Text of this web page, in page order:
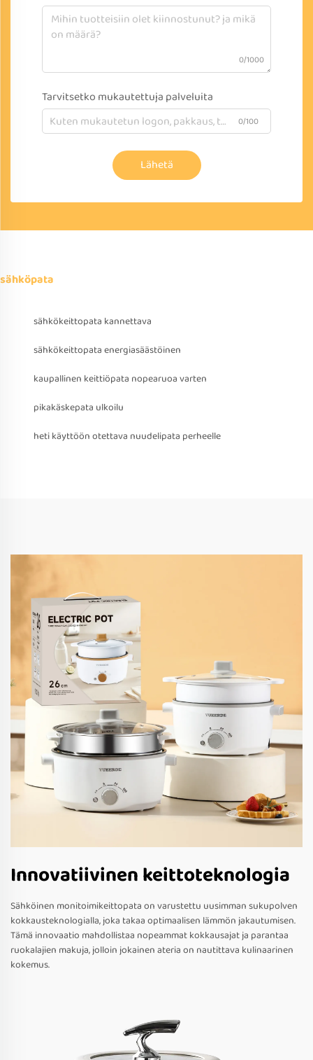
0/1000
Tarvitsetko mukautettuja palveluita
0/100
Lähetä
sähköpata
sähkökeittopata kannettava
sähkökeittopata energiasäästöinen
kaupallinen keittiöpata nopearuoa varten
pikakäskepata ulkoilu
heti käyttöön otettava nuudelipata perheelle
Innovatiivinen keittoteknologia
Sähköinen monitoimikeittopata on varustettu uusimman sukupolven
kokkausteknologialla, joka takaa optimaalisen lämmön jakautumisen.
Tämä innovaatio mahdollistaa nopeammat kokkausajat ja parantaa
ruokalajien makuja, jolloin jokainen ateria on nautittava kulinaarinen
kokemus.